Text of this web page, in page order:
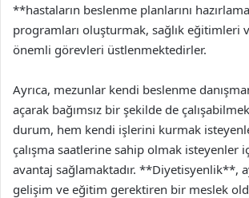
**hastaların beslenme planlarını
programları oluşturmak, sağlık eğitimleri
önemli görevleri üstlenmektedirler.
Ayrıca, mezunlar kendi beslenme
açarak bağımsız bir şekilde de
durum, hem kendi işlerini kurmak
çalışma saatlerine sahip olmak isteyenler
avantaj sağlamaktadır. **Diyetisyenlik**,
gelişim ve eğitim gerektiren bir meslek